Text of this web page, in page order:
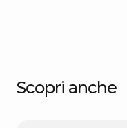
Scopri anche